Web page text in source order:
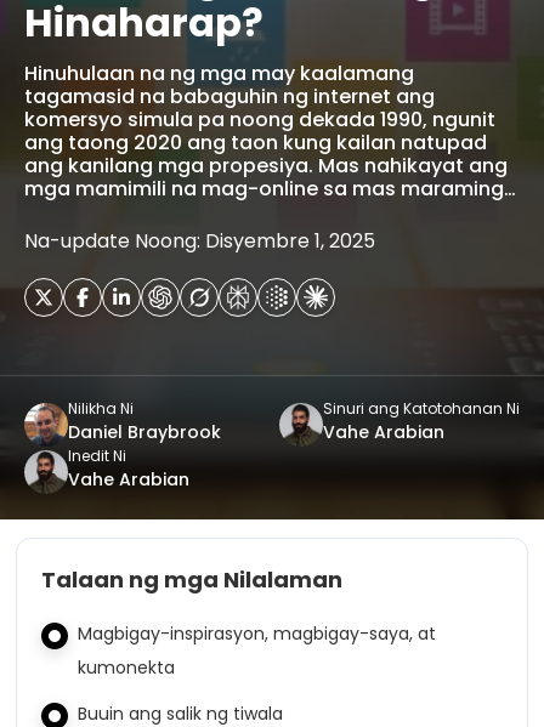
Hinaharap?
Hinuhulaan na ng mga may kaalamang
tagamasid na babaguhin ng internet ang
komersyo simula pa noong dekada 1990, ngunit
ang taong 2020 ang taon kung kailan natupad
ang kanilang mga propesiya. Mas nahikayat ang
mga mamimili na mag-online sa mas maraming…
Na-update Noong: Disyembre 1, 2025
Nilikha Ni
Daniel Braybrook
Sinuri ang Katotohanan Ni
Vahe Arabian
Inedit Ni
Vahe Arabian
Talaan ng mga Nilalaman
Magbigay-inspirasyon, magbigay-saya, at
kumonekta
Buuin ang salik ng tiwala